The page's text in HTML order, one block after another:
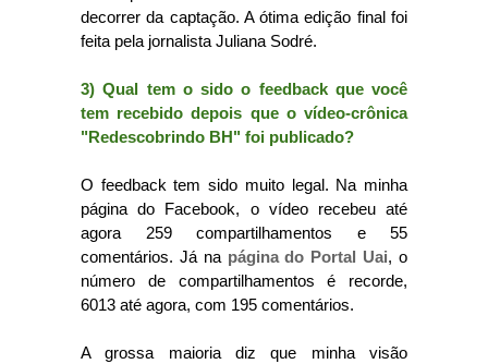
decorrer da captação. A ótima edição final foi
feita pela jornalista Juliana Sodré.
3) Qual tem o sido o feedback que você
tem recebido depois que o vídeo-crônica
"Redescobrindo BH" foi publicado?
O feedback tem sido muito legal. Na minha
página do Facebook, o vídeo recebeu até
agora 259 compartilhamentos e 55
comentários. Já na página do Portal Uai, o
número de compartilhamentos é recorde,
6013 até agora, com 195 comentários.
A grossa maioria diz que minha visão